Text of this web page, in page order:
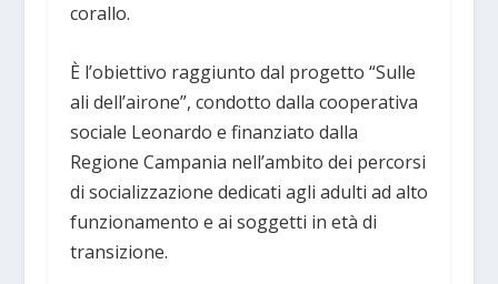
corallo.
È l’obiettivo raggiunto dal progetto “Sulle
ali dell’airone”, condotto dalla cooperativa
sociale Leonardo e finanziato dalla
Regione Campania nell’ambito dei percorsi
di socializzazione dedicati agli adulti ad alto
funzionamento e ai soggetti in età di
transizione.